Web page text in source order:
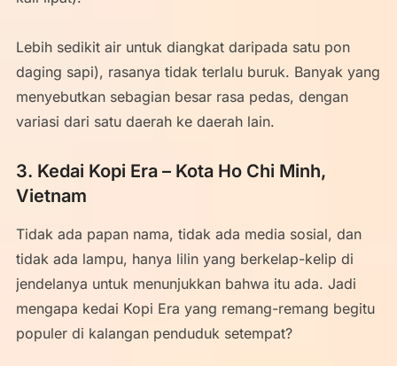
Lebih sedikit air untuk diangkat daripada satu pon
daging sapi), rasanya tidak terlalu buruk. Banyak yang
menyebutkan sebagian besar rasa pedas, dengan
variasi dari satu daerah ke daerah lain.
3. Kedai Kopi Era – Kota Ho Chi Minh,
Vietnam
Tidak ada papan nama, tidak ada media sosial, dan
tidak ada lampu, hanya lilin yang berkelap-kelip di
jendelanya untuk menunjukkan bahwa itu ada. Jadi
mengapa kedai Kopi Era yang remang-remang begitu
populer di kalangan penduduk setempat?